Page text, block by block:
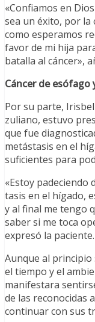
«Confiamos en
sea un éxito, por la
como esperamos
favor de mi hija
batalla al cáncer»,
Cáncer de
Por su parte,
zuliano, estuvo
que fue
metástasis en el
suficientes para
«Estoy padeciendo
tasis en el hígado,
y al final me tengo
saber si me toca
expresó la paciente.
Aunque al
el tiempo y el
manifestara
de las reconocidas
continuar con sus